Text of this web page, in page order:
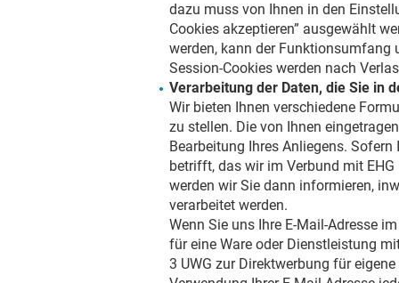
dazu muss von Ihnen in den
Cookies akzeptieren” ausgewählt
werden, kann der Funktionsumfang
Session-Cookies werden nach
Verarbeitung der Daten, die Sie in
Wir bieten Ihnen verschiedene
zu stellen. Die von Ihnen
Bearbeitung Ihres Anliegens.
betrifft, das wir im Verbund mit EHG
werden wir Sie dann informieren,
verarbeitet werden.
Wenn Sie uns Ihre E-Mail-Adresse
für eine Ware oder Dienstleistung
3 UWG zur Direktwerbung für